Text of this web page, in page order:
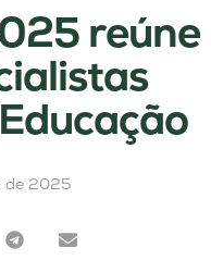
reúne
de 2025